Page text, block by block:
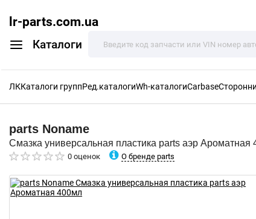
lr-parts.com.ua
Каталоги
ЛККаталоги группРед.каталогиWh-каталогиCarbase
parts Noname
Смазка универсальная пластика parts аэр Ароматная
0 оценок О бренде parts